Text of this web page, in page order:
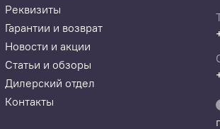
Реквизиты
Гарантии и возврат
Новости и акции
Статьи и обзоры
Дилерский отдел
Контакты